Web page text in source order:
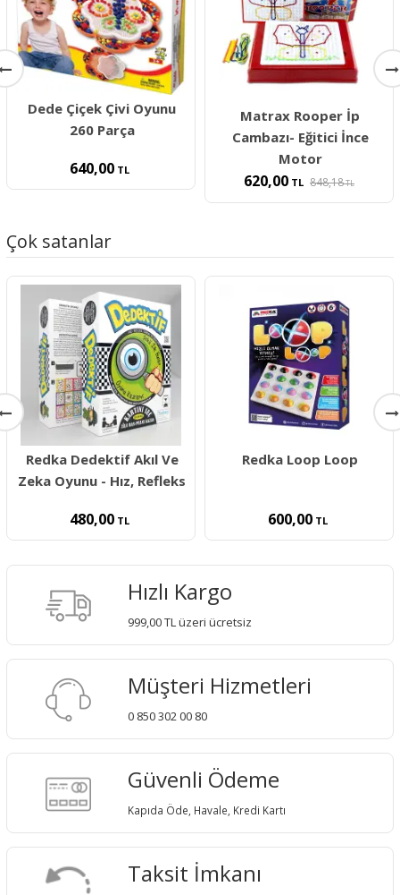
Dede Çiçek Çivi Oyunu
260 Parça
640,00 TL
Matrax Rooper İp
Cambazı- Eğitici İnce
Motor
620,00 TL 848,18TL
Çok satanlar
Redka Dedektif Akıl Ve
Zeka Oyunu - Hız, Refleks
480,00 TL
Redka Loop Loop
600,00 TL
Hızlı Kargo
999,00 TL üzeri ücretsiz
Müşteri Hizmetleri
0 850 302 00 80
Güvenli Ödeme
Kapıda Öde, Havale, Kredi Kartı
Taksit İmkanı